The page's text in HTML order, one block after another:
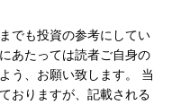
でも投資の参考にしてい
あたっては読者ご自身の
う、お願い致します。 当
おりますが、記載される